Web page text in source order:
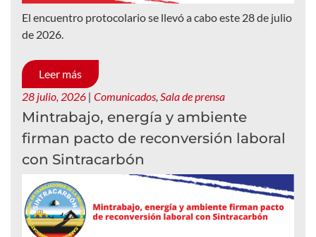
El encuentro protocolario se llevó a cabo este 28 de julio
de 2026.
Leer más
28 julio, 2026 | Comunicados, Sala de prensa
Mintrabajo, energía y ambiente
firman pacto de reconversión laboral
con Sintracarbón